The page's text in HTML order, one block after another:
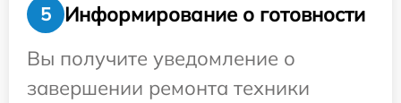
5
Информирование о готовности
Вы получите уведомление о
завершении ремонта техники